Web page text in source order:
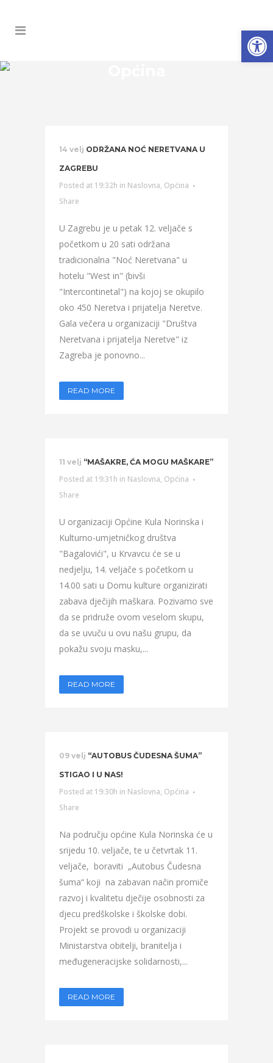
14 velj ODRŽANA NOĆ NERETVANA U
ZAGREBU
Posted at 19:32h in Naslovna, Općina
Share
U Zagrebu je u petak 12. veljače s
početkom u 20 sati održana
tradicionalna "Noć Neretvana" u
hotelu "West in" (bivši
"Intercontinetal") na kojoj se okupilo
oko 450 Neretva i prijatelja Neretve.
Gala večera u organizaciji "Društva
Neretvana i prijatelja Neretve" iz
Zagreba je ponovno...
READ MORE
11 velj “MAŠAKRE, ĆA MOGU MAŠKARE”
Posted at 19:31h in Naslovna, Općina
Share
U organizaciji Općine Kula Norinska i
Kulturno-umjetničkog društva
"Bagalovići", u Krvavcu će se u
nedjelju, 14. veljače s početkom u
14.00 sati u Domu kulture organizirati
zabava dječijih maškara. Pozivamo sve
da se pridruže ovom veselom skupu,
da se uvuču u ovu našu grupu, da
pokažu svoju masku,...
READ MORE
09 velj “AUTOBUS ČUDESNA ŠUMA”
STIGAO I U NAS!
Posted at 19:30h in Naslovna, Općina
Share
Na području općine Kula Norinska će u
srijedu 10. veljače, te u četvrtak 11.
veljače, boraviti „Autobus Čudesna
šuma“ koji na zabavan način promiče
razvoj i kvalitetu dječije osobnosti za
djecu predškolske i školske dobi.
Projekt se provodi u organizaciji
Ministarstva obitelji, branitelja i
međugeneracijske solidarnosti,...
READ MORE